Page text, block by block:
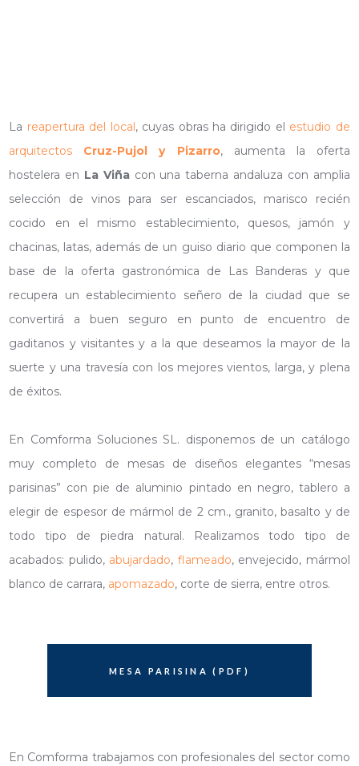
La reapertura del local, cuyas obras ha dirigido el estudio de
arquitectos Cruz-Pujol y Pizarro, aumenta la oferta
hostelera en La Viñacon una taberna andaluza con amplia
selección de vinos para ser escanciados, marisco recién
cocido en el mismo establecimiento, quesos, jamón y
chacinas, latas, además de un guiso diario que componen la
base de la oferta gastronómica de Las Banderas y que
recupera un establecimiento señero de la ciudad que se
convertirá a buen seguro en punto de encuentro de
gaditanos y visitantes y a la que deseamos la mayor de la
suerte y una travesía con los mejores vientos, larga, y plena
de éxitos.
En Comforma Soluciones SL. disponemos de un catálogo
muy completo de mesas de diseños elegantes “mesas
parisinas” con pie de aluminio pintado en negro, tablero a
elegir de espesor de mármol de 2 cm., granito, basalto y de
todo tipo de piedra natural. Realizamos todo tipo de
acabados: pulido, abujardado, flameado, envejecido, mármol
blanco de carrara, apomazado, corte de sierra, entre otros.
MESA PARISINA (PDF)
En Comforma trabajamos con profesionales del sector como